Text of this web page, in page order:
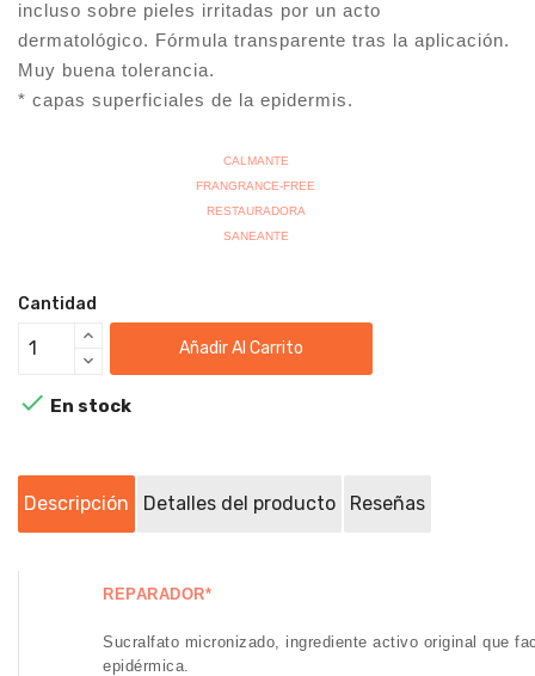
incluso sobre pieles irritadas por un acto
dermatológico. Fórmula transparente tras la aplicación.
Muy buena tolerancia.
* capas superficiales de la epidermis.
CALMANTE
FRANGRANCE-FREE
RESTAURADORA
SANEANTE
Cantidad
Añadir Al Carrito
 En stock
Descripción Detalles del producto Reseñas
REPARADOR*
Sucralfato micronizado, ingrediente activo original que
epidérmica.